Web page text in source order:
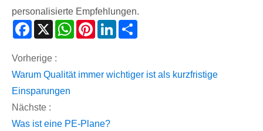
personalisierte Empfehlungen.
Facebook
X WhatsAppPinterestLinkedIn
Vorherige :
Warum Qualität immer wichtiger ist als kurzfristige
Einsparungen
Nächste :
Was ist eine PE-Plane?